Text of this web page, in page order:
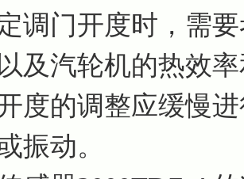
调门开度时，需
及汽轮机的热效
度的调整应缓慢
振动。